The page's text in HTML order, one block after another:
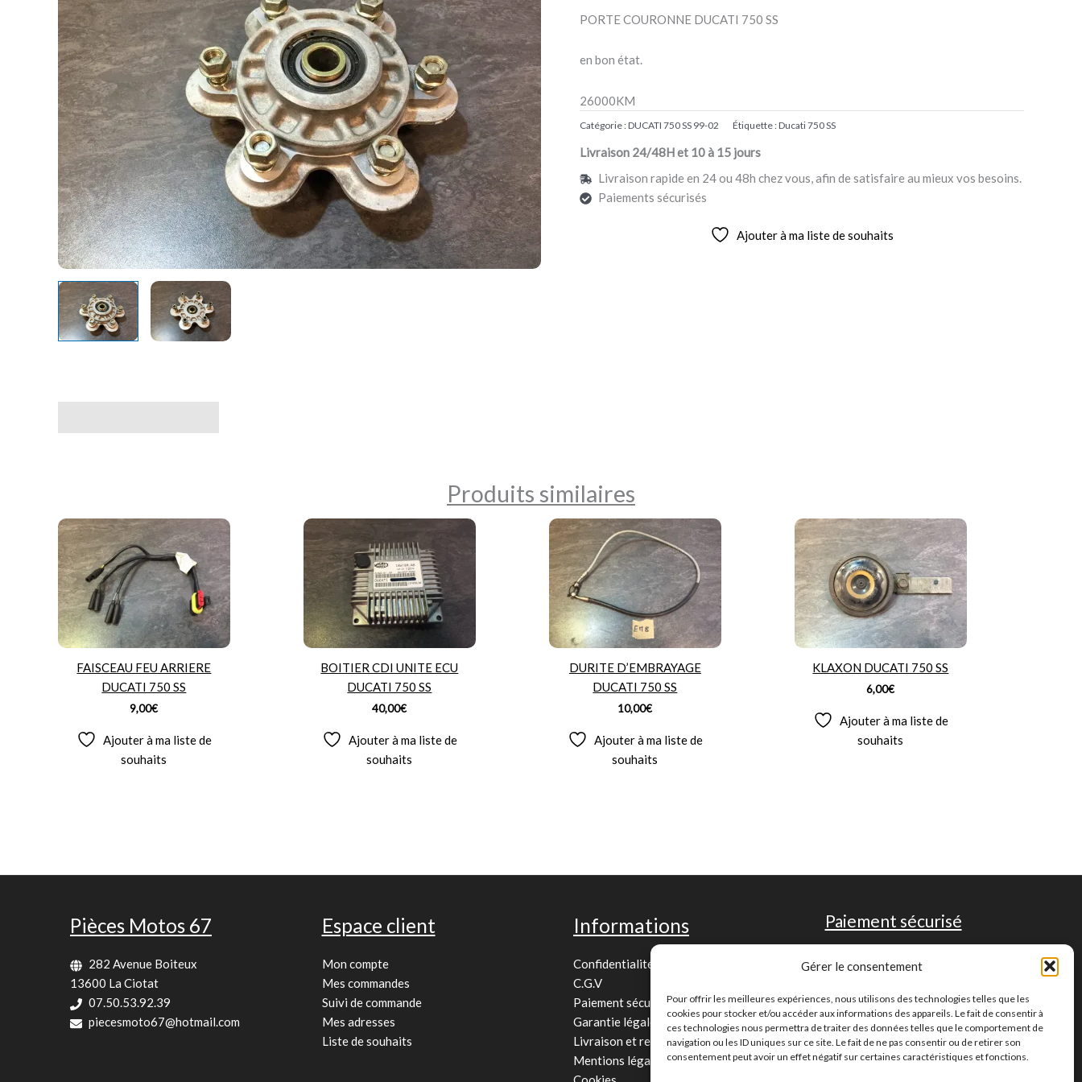
Gérer le consentement
Pour offrir les meilleures expériences, nous utilisons des technologies telles que les
cookies pour stocker et/ou accéder aux informations des appareils. Le fait de consentir à
ces technologies nous permettra de traiter des données telles que le comportement de
navigation ou les ID uniques sur ce site. Le fait de ne pas consentir ou de retirer son
consentement peut avoir un effet négatif sur certaines caractéristiques et fonctions.
750
PORTE COURONNE DUCATI 750 SS
en bon état.
26000KM
Catégorie :DUCATI 750 SS 99-02 Étiquette :Ducati 750 SS
Livraison 24/48H et 10 à 15 jours
Livraison rapide en 24 ou 48h chez vous, afin de satisfaire au mieux vos besoins.
Paiements sécurisés
Ajouter à ma liste de souhaits
Produits similaires
FAISCEAU FEU ARRIERE
DUCATI 750 SS
9,00€
Ajouter à ma liste de
souhaits
BOITIER CDI UNITE ECU
DUCATI 750 SS
40,00€
Ajouter à ma liste de
souhaits
DURITE D’EMBRAYAGE
DUCATI 750 SS
10,00€
Ajouter à ma liste de
souhaits
KLAXON DUCATI 750 SS
6,00€
Ajouter à ma liste de
souhaits
Pièces Motos 67
282 Avenue Boiteux
13600 La Ciotat
07.50.53.92.39
piecesmoto67@hotmail.com
Espace client
Mon compte
Mes commandes
Suivi de commande
Mes adresses
Liste de souhaits
Informations
Confidentialité
C.G.V
Paiement sécurisé
Garantie légale
Livraison et retour
Mentions légales
Paiement sécurisé